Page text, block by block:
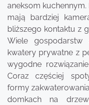
aneksom
mają bardziej
bliższego kontaktu z
Wiele
kwatery prywatne z
wygodne
Coraz częściej
formy
domkach na